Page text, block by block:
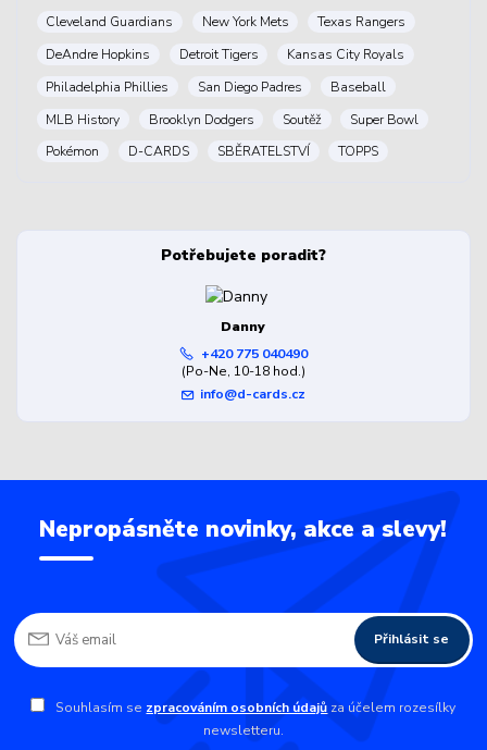
Cleveland Guardians
New York Mets
Texas Rangers
DeAndre Hopkins
Detroit Tigers
Kansas City Royals
Philadelphia Phillies
San Diego Padres
Baseball
MLB History
Brooklyn Dodgers Soutěž
Super Bowl
Pokémon
D-CARDS SBĚRATELSTVÍ TOPPS
Potřebujete poradit?
Danny
+420 775 040490
(Po-Ne, 10-18 hod.)
info@d-cards.cz
Nepropásněte novinky, akce a slevy!
Přihlásit se
Souhlasím se zpracováním osobních údajů za účelem rozesílky
newsletteru.